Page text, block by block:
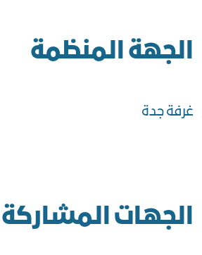
الجهة المنظمة
غرفة جدة
الجهات المشاركة